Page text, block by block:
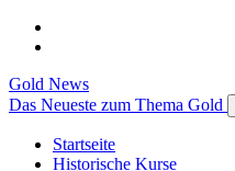
Gold News
Das Neueste zum Thema Gold
Startseite
Historische Kurse